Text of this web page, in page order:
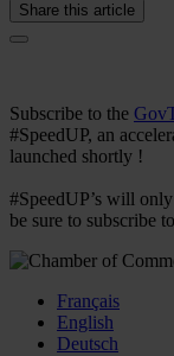
Share this article
Subscribe to the
#SpeedUP, an
launched shortly !
#SpeedUP’s will
be sure to subscribe
Français
English
Deutsch